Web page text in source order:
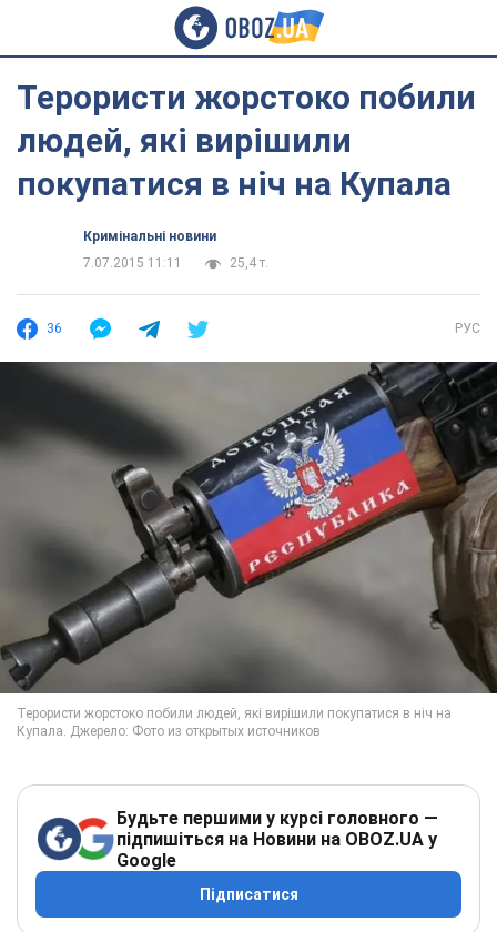
Терористи жорстоко побили
людей, які вирішили
покупатися в ніч на Купала
Кримінальні новини
7.07.2015 11:11
25,4 т.
36 РУС
Будьте першими у курсі головного —
підпишіться на Новини на OBOZ.UA у
Google
Підписатися